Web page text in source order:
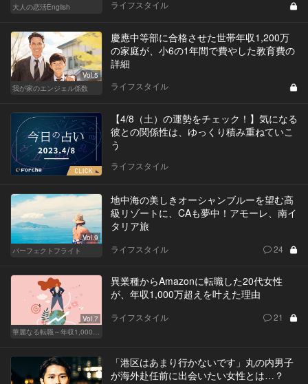
大人の恋活English ライフスタイル
Vol.5
我が家のエンジェル係数
慶應中等部に合格させた世帯年収1,200万
の家庭が、小6の1年間で費やした教育費の
詳細
ライフスタイル
【4/8（土）の運勢をチェック！】気になる
彼との関係性は、ゆっくり積み重ねていこ
う
ライフスタイル
Vol.9
パーフェクトフライト
地中海の美しきオーシャンブルーを望む高
級リゾートに、CAも夢中！アモーレ、南イ
タリア旅
ライフスタイル 24
Vol.7
華麗なる転職～年収1,000万超の道～
異業種からAmazonに転職した20代女性
が、年収1,000万超えを叶えた理由
ライフスタイル 21
「港区はあまり行かないです」丸の内男子
が海外赴任前に出会いたい女性とは…？